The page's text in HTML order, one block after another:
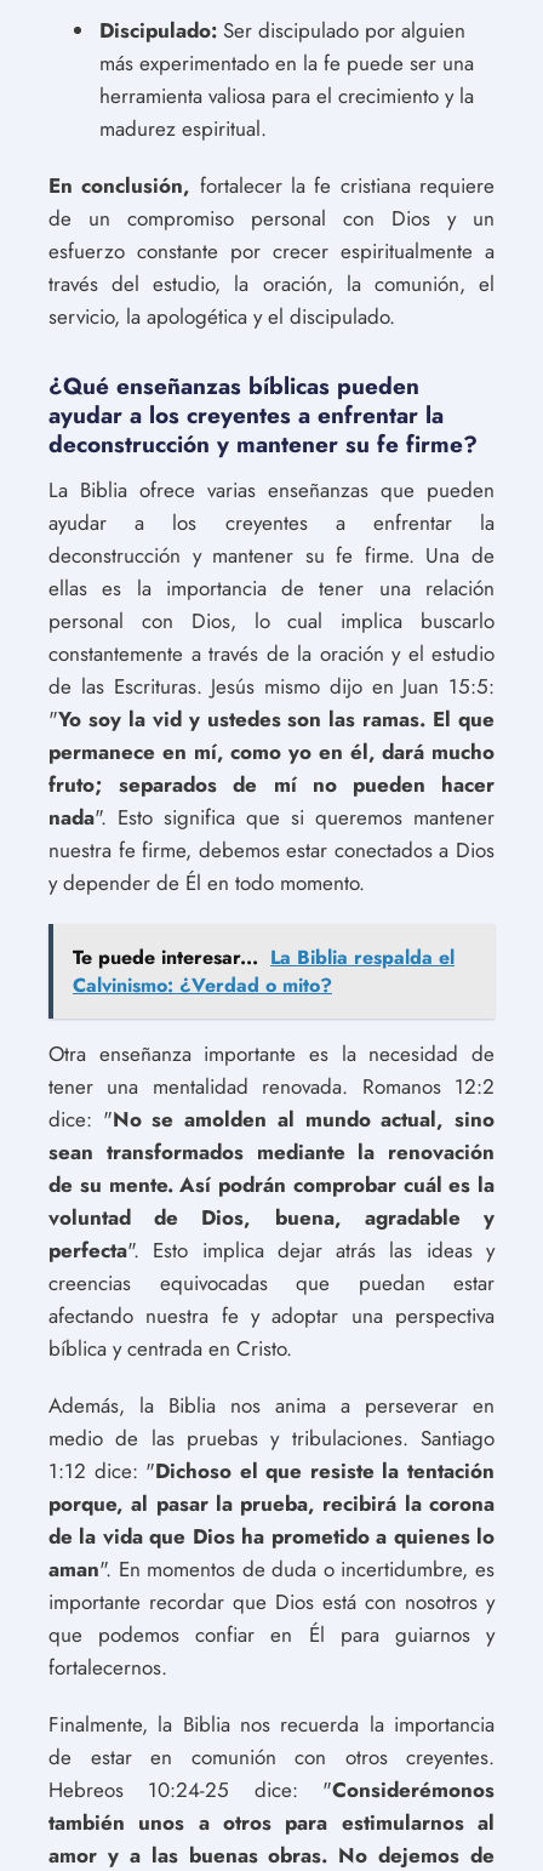
Discipulado: Ser discipulado por alguien
más experimentado en la fe puede ser una
herramienta valiosa para el crecimiento y la
madurez espiritual.
En conclusión, fortalecer la fe cristiana requiere
de un compromiso personal con Dios y un
esfuerzo constante por crecer espiritualmente a
través del estudio, la oración, la comunión, el
servicio, la apologética y el discipulado.
¿Qué enseñanzas bíblicas pueden
ayudar a los creyentes a enfrentar la
deconstrucción y mantener su fe firme?
La Biblia ofrece varias enseñanzas que pueden
ayudar a los creyentes a enfrentar la
deconstrucción y mantener su fe firme. Una de
ellas es la importancia de tener una relación
personal con Dios, lo cual implica buscarlo
constantemente a través de la oración y el estudio
de las Escrituras. Jesús mismo dijo en Juan 15:5:
"Yo soy la vid y ustedes son las ramas. El que
permanece en mí, como yo en él, dará mucho
fruto; separados de mí no pueden hacer
nada". Esto significa que si queremos mantener
nuestra fe firme, debemos estar conectados a Dios
y depender de Él en todo momento.
Te puede interesar... La Biblia respalda el
Calvinismo: ¿Verdad o mito?
Otra enseñanza importante es la necesidad de
tener una mentalidad renovada. Romanos 12:2
dice: "No se amolden al mundo actual, sino
sean transformados mediante la renovación
de su mente. Así podrán comprobar cuál es la
voluntad de Dios, buena, agradable y
perfecta". Esto implica dejar atrás las ideas y
creencias equivocadas que puedan estar
afectando nuestra fe y adoptar una perspectiva
bíblica y centrada en Cristo.
Además, la Biblia nos anima a perseverar en
medio de las pruebas y tribulaciones. Santiago
1:12 dice: "Dichoso el que resiste la tentación
porque, al pasar la prueba, recibirá la corona
de la vida que Dios ha prometido a quienes lo
aman". En momentos de duda o incertidumbre, es
importante recordar que Dios está con nosotros y
que podemos confiar en Él para guiarnos y
fortalecernos.
Finalmente, la Biblia nos recuerda la importancia
de estar en comunión con otros creyentes.
Hebreos 10:24-25 dice: "Considerémonos
también unos a otros para estimularnos al
amor y a las buenas obras. No dejemos de